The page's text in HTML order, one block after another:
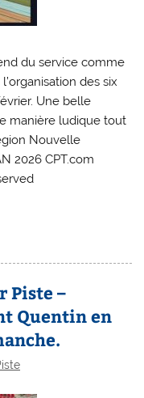
du service comme
des six
Une belle
manière ludique tout
Nouvelle
2026 CPT.com
Piste –
Quentin en